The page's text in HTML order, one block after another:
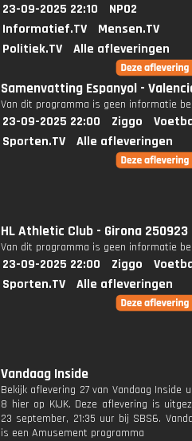
23-09-2025 22:10
NPO2
Informatief.TV
Mensen.TV
Politiek.TV
Alle afleveringen
Samenvatting Espanyol -
Van dit programma is geen informatie
23-09-2025 22:00 Ziggo
Sporten.TV
Alle afleveringen
HL Athletic Club - Girona 250923
Van dit programma is geen informatie
23-09-2025 22:00 Ziggo
Sporten.TV
Alle afleveringen
Vandaag Inside
Bekijk aflevering 27 van Vandaag Inside
8 hier op KIJK. Deze aflevering is
23 september, 21:35 uur bij SBS6.
is een Amusement programma